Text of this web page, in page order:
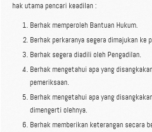
hak utama pencari keadilan :
Berhak memperoleh Bantuan Hukum.
Berhak perkaranya segera dimajukan ke
Berhak segera diadili oleh Pengadilan.
Berhak mengetahui apa yang
pemeriksaan.
Berhak mengetahui apa yang
dimengerti olehnya.
Berhak memberikan keterangan secara